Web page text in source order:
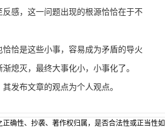
感，这一问题出现的根源恰恰在于不
恰是这些小事，容易成为矛盾的导火
熄灭，最终大事化小，小事化了。
发布文章的观点为个人观点。
确性、抄袭、著作权归属，是否合法性或正当性如